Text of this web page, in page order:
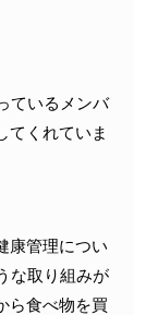
ているメンバ
てくれていま
康管理につい
な取り組みが
ら食べ物を買